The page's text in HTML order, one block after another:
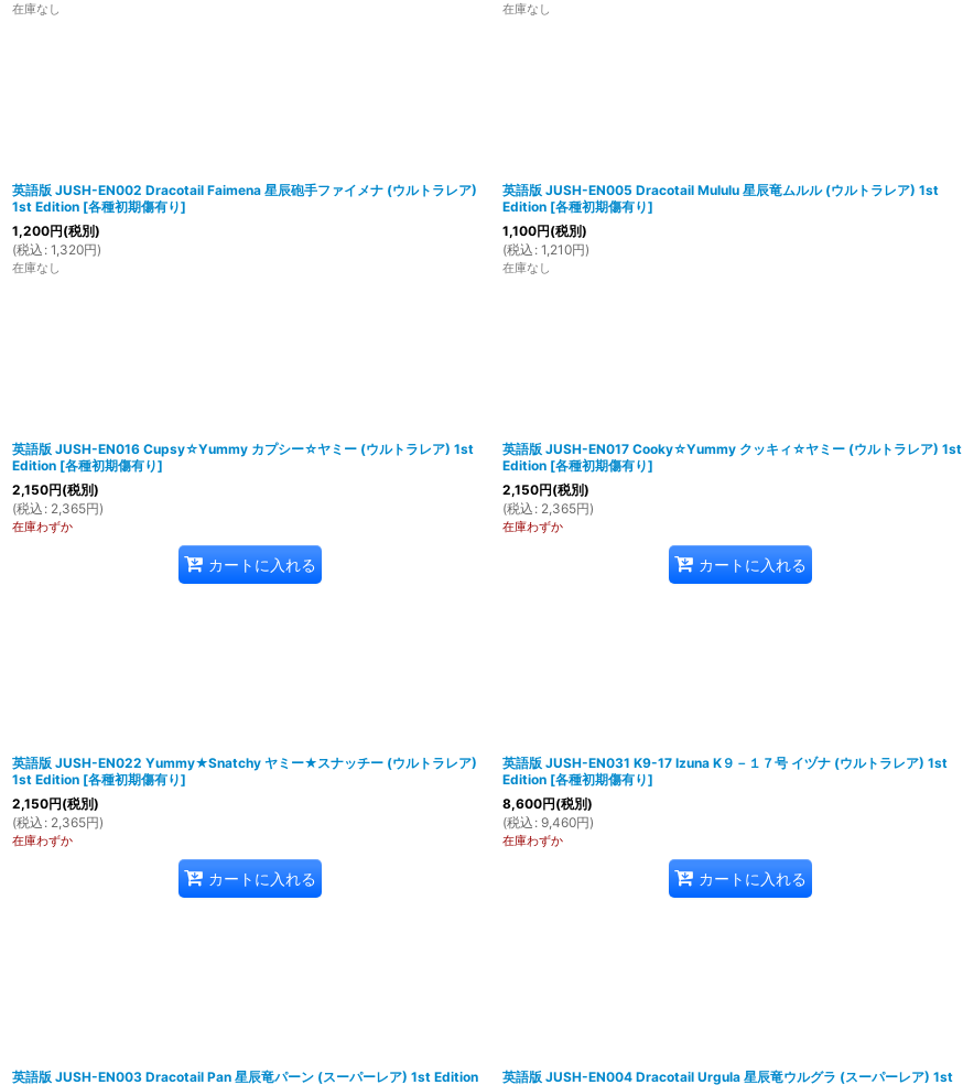
在庫なし 在庫なし
英語版 JUSH-EN002 Dracotail Faimena 星辰砲手ファイメナ (ウルトラレア)
1st Edition [各種初期傷有り]
1,200円(税別)
(税込 : 1,320円)
在庫なし
英語版 JUSH-EN005 Dracotail Mululu 星辰竜ムルル (ウルトラレア) 1st
Edition [各種初期傷有り]
1,100円(税別)
(税込 : 1,210円)
在庫なし
英語版 JUSH-EN016 Cupsy☆Yummy カプシー☆ヤミー (ウルトラレア) 1st
Edition [各種初期傷有り]
2,150円(税別)
(税込 : 2,365円)
在庫わずか
カートに入れる
英語版 JUSH-EN017 Cooky☆Yummy クッキィ☆ヤミー (ウルトラレア) 1st
Edition [各種初期傷有り]
2,150円(税別)
(税込 : 2,365円)
在庫わずか
カートに入れる
英語版 JUSH-EN022 Yummy★Snatchy ヤミー★スナッチー (ウルトラレア)
1st Edition [各種初期傷有り]
2,150円(税別)
(税込 : 2,365円)
在庫わずか
カートに入れる
英語版 JUSH-EN031 K9-17 Izuna K９－１７号 イヅナ (ウルトラレア) 1st
Edition [各種初期傷有り]
8,600円(税別)
(税込 : 9,460円)
在庫わずか
カートに入れる
英語版 JUSH-EN003 Dracotail Pan 星辰竜パーン (スーパーレア) 1st Edition 英語版 JUSH-EN004 Dracotail Urgula 星辰竜ウルグラ (スーパーレア) 1st